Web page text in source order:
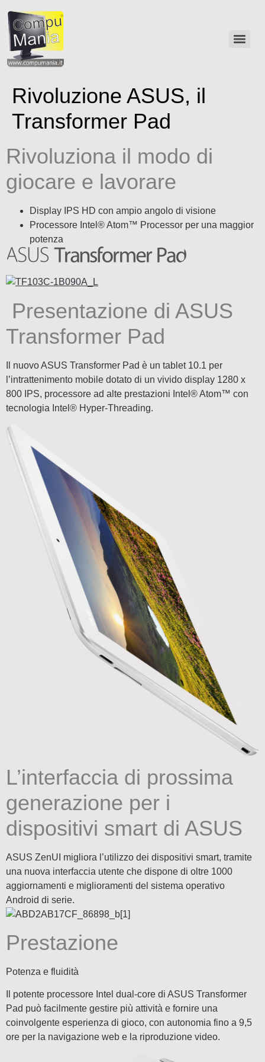
Rivoluzione ASUS, il
Transformer Pad
Rivoluziona il modo di
giocare e lavorare
Display IPS HD con ampio angolo di visione
Processore Intel® Atom™ Processor per una maggior
potenza
Presentazione di ASUS
Transformer Pad
Il nuovo ASUS Transformer Pad è un tablet 10.1 per
l’intrattenimento mobile dotato di un vivido display 1280 x
800 IPS, processore ad alte prestazioni Intel® Atom™ con
tecnologia Intel® Hyper-Threading.
L’interfaccia di prossima
generazione per i
dispositivi smart di ASUS
ASUS ZenUI migliora l’utilizzo dei dispositivi smart, tramite
una nuova interfaccia utente che dispone di oltre 1000
aggiornamenti e miglioramenti del sistema operativo
Android di serie.
Prestazione
Potenza e fluidità
Il potente processore Intel dual-core di ASUS Transformer
Pad può facilmente gestire più attività e fornire una
coinvolgente esperienza di gioco, con autonomia fino a 9,5
ore per la navigazione web e la riproduzione video.